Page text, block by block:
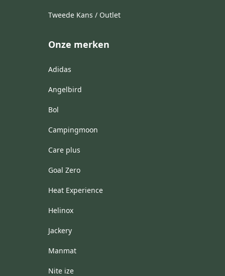
Tweede Kans / Outlet
Onze merken
Adidas
Angelbird
Bol
Campingmoon
Care plus
Goal Zero
Heat Experience
Helinox
Jackery
Manmat
Nite ize